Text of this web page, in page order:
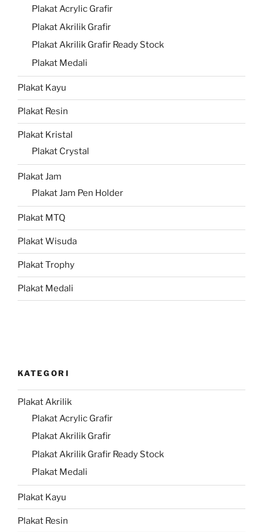
Plakat Acrylic Grafir
Plakat Akrilik Grafir
Plakat Akrilik Grafir Ready Stock
Plakat Medali
Plakat Kayu
Plakat Resin
Plakat Kristal
Plakat Crystal
Plakat Jam
Plakat Jam Pen Holder
Plakat MTQ
Plakat Wisuda
Plakat Trophy
Plakat Medali
KATEGORI
Plakat Akrilik
Plakat Acrylic Grafir
Plakat Akrilik Grafir
Plakat Akrilik Grafir Ready Stock
Plakat Medali
Plakat Kayu
Plakat Resin